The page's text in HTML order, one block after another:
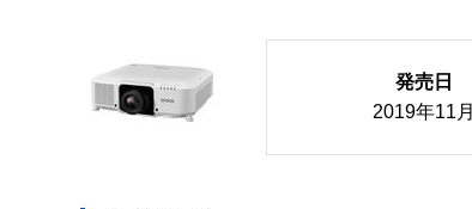
発売日
2019年11月